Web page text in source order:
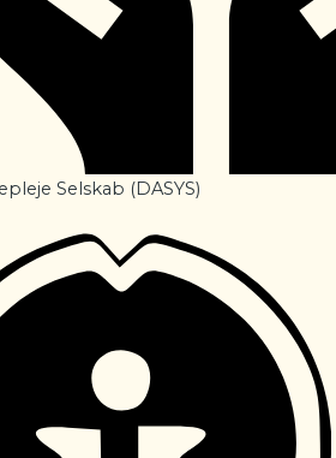
Selskab (DASYS)